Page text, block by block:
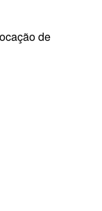
de